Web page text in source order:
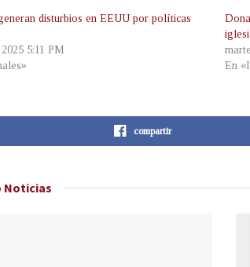
disturbios en EEUU por políticas
5:11 PM
En
compartir
Noticias